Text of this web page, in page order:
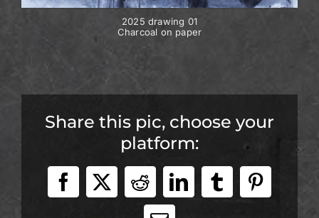
2025 drawing 01
Charcoal on paper
Share this pic, choose your
platform:
Facebook
X RedditLinkedInTumblrPinterest